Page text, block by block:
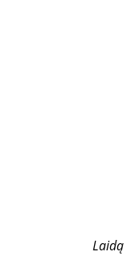
Laidą